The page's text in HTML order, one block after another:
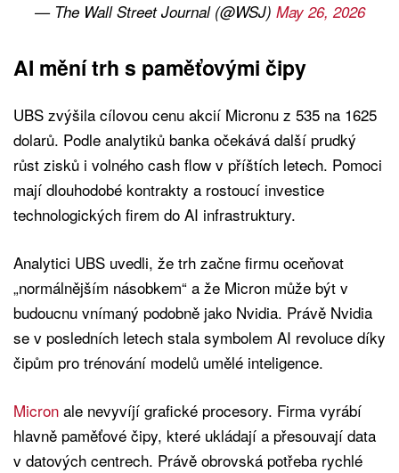
— The Wall Street Journal (@WSJ) May 26, 2026
AI mění trh s paměťovými čipy
UBS zvýšila cílovou cenu akcií Micronu z 535 na 1625
dolarů. Podle analytiků banka očekává další prudký
růst zisků i volného cash flow v příštích letech. Pomoci
mají dlouhodobé kontrakty a rostoucí investice
technologických firem do AI infrastruktury.
Analytici UBS uvedli, že trh začne firmu oceňovat
„normálnějším násobkem“ a že Micron může být v
budoucnu vnímaný podobně jako Nvidia. Právě Nvidia
se v posledních letech stala symbolem AI revoluce díky
čipům pro trénování modelů umělé inteligence.
Micron ale nevyvíjí grafické procesory. Firma vyrábí
hlavně paměťové čipy, které ukládají a přesouvají data
v datových centrech. Právě obrovská potřeba rychlé